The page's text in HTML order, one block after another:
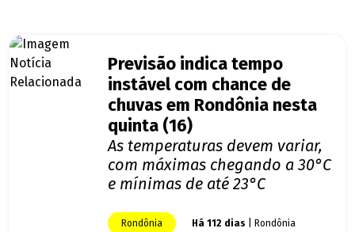
Previsão indica tempo
instável com chance de
chuvas em Rondônia nesta
quinta (16)
As temperaturas devem variar,
com máximas chegando a 30°C
e mínimas de até 23°C
Rondônia Há 112 dias | Rondônia